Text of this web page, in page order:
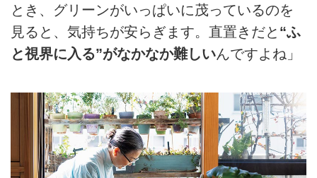
とき、グリーンがいっぱいに茂っているのを
見ると、気持ちが安らぎます。直置きだと “ふ
と視界に入る”がなかなか難しいんですよね」